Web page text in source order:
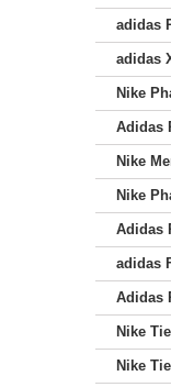
adidas
adidas
Nike
Adidas
Nike
Nike
Adidas
adidas
Adidas
Nike
Nike